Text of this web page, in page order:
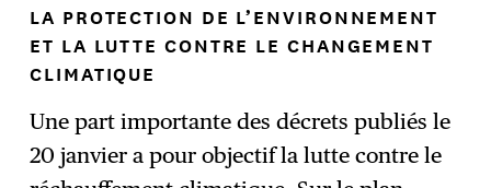
LA PROTECTION DE L’ENVIRONNEMENT
ET LA LUTTE CONTRE LE CHANGEMENT
CLIMATIQUE
Une part importante des décrets publiés le
20 janvier a pour objectif la lutte contre le